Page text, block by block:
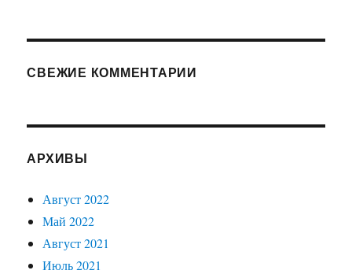
СВЕЖИЕ КОММЕНТАРИИ
АРХИВЫ
Август 2022
Май 2022
Август 2021
Июль 2021